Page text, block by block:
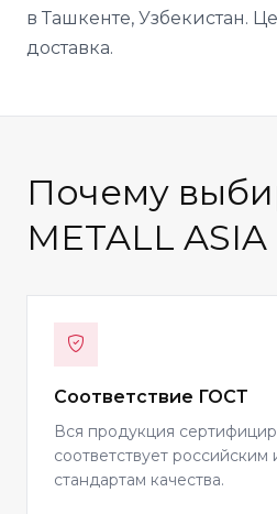
в Ташкенте, Узбекистан.
доставка.
Почему
METALL ASIA
Соответствие ГОСТ
Вся продукция
соответствует
стандартам качества.